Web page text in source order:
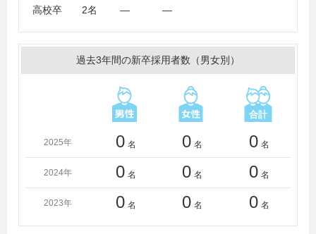
ビジネス電子専門学校、横浜ファッションデザイン専門
高校卒 2名 ― ―
過去3年間の新卒採用者数（男女別）
2025年 0 名 0 名 0 名
2024年 0 名 0 名 0 名
2023年 0 名 0 名 0 名